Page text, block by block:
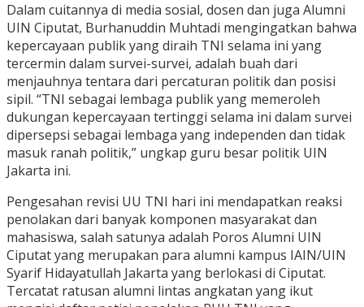
Dalam cuitannya di media sosial, dosen dan juga Alumni
UIN Ciputat, Burhanuddin Muhtadi mengingatkan bahwa
kepercayaan publik yang diraih TNI selama ini yang
tercermin dalam survei-survei, adalah buah dari
menjauhnya tentara dari percaturan politik dan posisi
sipil. “TNI sebagai lembaga publik yang memeroleh
dukungan kepercayaan tertinggi selama ini dalam survei
dipersepsi sebagai lembaga yang independen dan tidak
masuk ranah politik,” ungkap guru besar politik UIN
Jakarta ini.
Pengesahan revisi UU TNI hari ini mendapatkan reaksi
penolakan dari banyak komponen masyarakat dan
mahasiswa, salah satunya adalah Poros Alumni UIN
Ciputat yang merupakan para alumni kampus IAIN/UIN
Syarif Hidayatullah Jakarta yang berlokasi di Ciputat.
Tercatat ratusan alumni lintas angkatan yang ikut